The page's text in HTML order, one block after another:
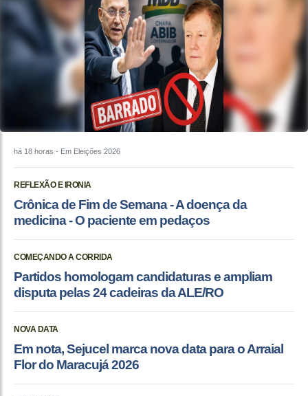
há 18 horas - Em Eleições 2026
REFLEXÃO E IRONIA
Crônica de Fim de Semana - A doença da
medicina - O paciente em pedaços
COMEÇANDO A CORRIDA
Partidos homologam candidaturas e ampliam
disputa pelas 24 cadeiras da ALE/RO
NOVA DATA
Em nota, Sejucel marca nova data para o Arraial
Flor do Maracujá 2026